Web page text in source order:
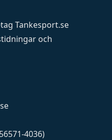
Tankesport.se
och
4036)